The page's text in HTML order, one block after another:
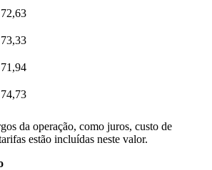
da operação, como juros, custo de
estão incluídas neste valor.